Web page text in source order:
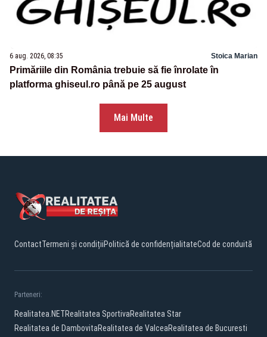
6 aug. 2026, 08:35 Stoica Marian
Primăriile din România trebuie să fie înrolate în
platforma ghiseul.ro până pe 25 august
Mai Multe
ContactTermeni și condițiiPolitică de confidențialitateCod de conduită
Parteneri:
Realitatea.NETRealitatea SportivaRealitatea Star
Realitatea de DambovitaRealitatea de ValceaRealitatea de Bucuresti